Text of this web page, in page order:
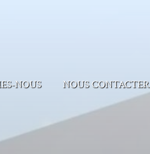
NOUS NOUS CONTACTER